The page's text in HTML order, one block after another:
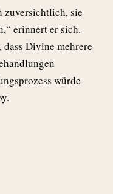
zuversichtlich, sie
erinnert er sich.
Divine mehrere
würde